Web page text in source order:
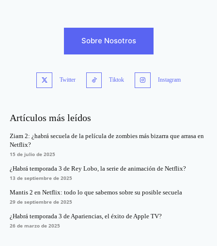
Sobre Nosotros
Twitter Tiktok Instagram
Artículos más leídos
Ziam 2: ¿habrá secuela de la película de zombies más bizarra que arrasa en
Netflix?
15 de julio de 2025
¿Habrá temporada 3 de Rey Lobo, la serie de animación de Netflix?
13 de septiembre de 2025
Mantis 2 en Netflix: todo lo que sabemos sobre su posible secuela
29 de septiembre de 2025
¿Habrá temporada 3 de Apariencias, el éxito de Apple TV?
26 de marzo de 2025